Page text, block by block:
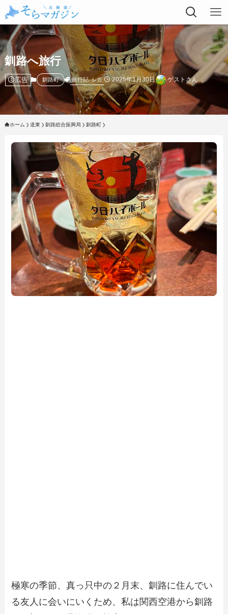
釧路へ旅行
広告 釧路町 旅行記 シカ 2025年1月30日 ゲストさん
ホーム 道東 釧路総合振興局 釧路町
極寒の季節、真っ只中の２月末、釧路に住んでい
る友人に会いにいくため、私は関西空港から釧路